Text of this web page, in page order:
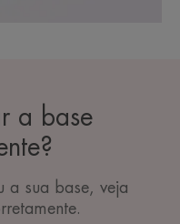
a base
a sua base, veja